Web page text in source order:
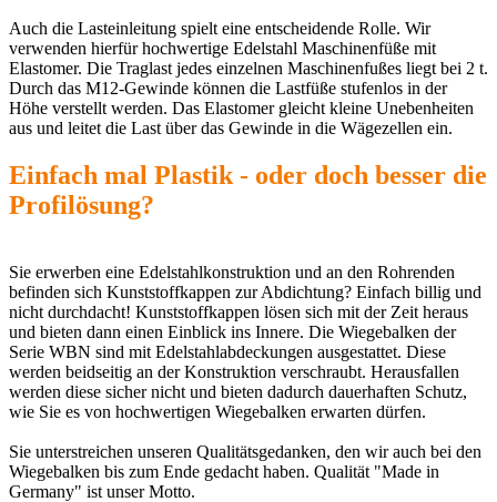
Auch die Lasteinleitung spielt eine entscheidende Rolle. Wir
verwenden hierfür hochwertige Edelstahl Maschinenfüße mit
Elastomer. Die Traglast jedes einzelnen Maschinenfußes liegt bei 2 t.
Durch das M12-Gewinde können die Lastfüße stufenlos in der
Höhe verstellt werden. Das Elastomer gleicht kleine Unebenheiten
aus und leitet die Last über das Gewinde in die Wägezellen ein.
Einfach mal Plastik - oder doch besser die
Profilösung?
Sie erwerben eine Edelstahlkonstruktion und an den Rohrenden
befinden sich Kunststoffkappen zur Abdichtung? Einfach billig und
nicht durchdacht! Kunststoffkappen lösen sich mit der Zeit heraus
und bieten dann einen Einblick ins Innere. Die Wiegebalken der
Serie WBN sind mit Edelstahlabdeckungen ausgestattet. Diese
werden beidseitig an der Konstruktion verschraubt. Herausfallen
werden diese sicher nicht und bieten dadurch dauerhaften Schutz,
wie Sie es von hochwertigen Wiegebalken erwarten dürfen.
Sie unterstreichen unseren Qualitätsgedanken, den wir auch bei den
Wiegebalken bis zum Ende gedacht haben. Qualität "Made in
Germany" ist unser Motto.